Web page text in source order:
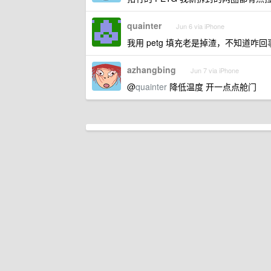
quainter Jun 6 via iPhone
我用 petg 填充老是掉渣，不知道咋回
azhangbing Jun 7 via iPhone
@quainter 降低温度 开一点点舱门